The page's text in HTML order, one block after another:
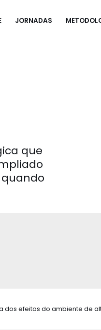
JORNADAS
que
efeitos do ambiente de